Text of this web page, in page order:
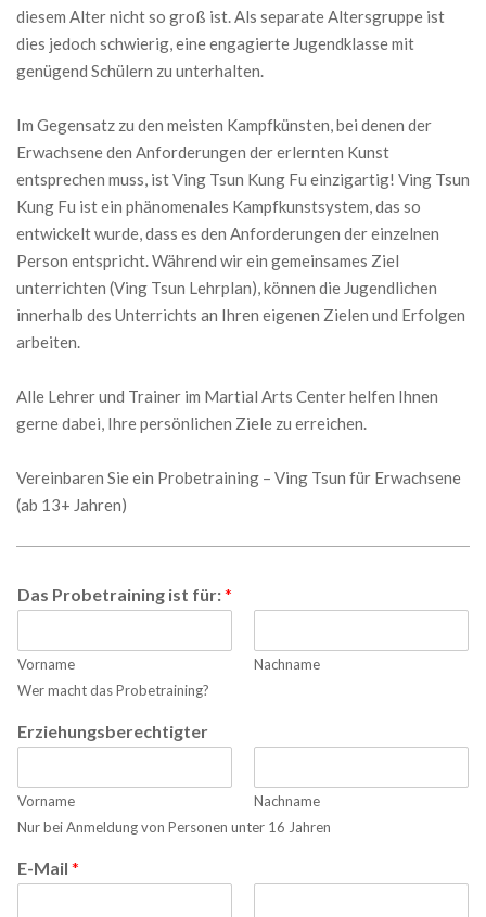
diesem Alter nicht so groß ist. Als separate Altersgruppe ist
dies jedoch schwierig, eine engagierte Jugendklasse mit
genügend Schülern zu unterhalten.
Im Gegensatz zu den meisten Kampfkünsten, bei denen der
Erwachsene den Anforderungen der erlernten Kunst
entsprechen muss, ist Ving Tsun Kung Fu einzigartig! Ving Tsun
Kung Fu ist ein phänomenales Kampfkunstsystem, das so
entwickelt wurde, dass es den Anforderungen der einzelnen
Person entspricht. Während wir ein gemeinsames Ziel
unterrichten (Ving Tsun Lehrplan), können die Jugendlichen
innerhalb des Unterrichts an Ihren eigenen Zielen und Erfolgen
arbeiten.
Alle Lehrer und Trainer im Martial Arts Center helfen Ihnen
gerne dabei, Ihre persönlichen Ziele zu erreichen.
Vereinbaren Sie ein Probetraining – Ving Tsun für Erwachsene
(ab 13+ Jahren)
Das Probetraining ist für:*
Vorname
Nachname
Wer macht das Probetraining?
Erziehungsberechtigter
Vorname
Nachname
Nur bei Anmeldung von Personen unter 16 Jahren
E-Mail *